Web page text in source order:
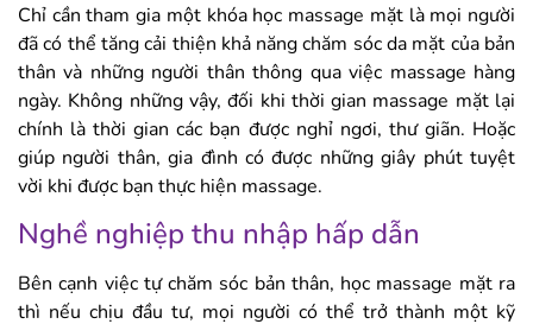
Chỉ cần tham gia một khóa học massage mặt là mọi người
đã có thể tăng cải thiện khả năng chăm sóc da mặt của bản
thân và những người thân thông qua việc massage hàng
ngày. Không những vậy, đối khi thời gian massage mặt lại
chính là thời gian các bạn được nghỉ ngơi, thư giãn. Hoặc
giúp người thân, gia đình có được những giây phút tuyệt
vời khi được bạn thực hiện massage.
Nghề nghiệp thu nhập hấp dẫn
Bên cạnh việc tự chăm sóc bản thân, học massage mặt ra
thì nếu chịu đầu tư, mọi người có thể trở thành một kỹ